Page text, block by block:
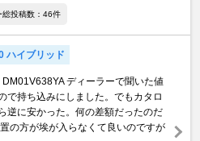
総投稿数：46件
ハイブリッド
DM01V638YA ディーラーで聞いた値
で持ち込みにしました。でもカタロ
逆に安かった。何の差額だったのだ
の方が埃が入らなくて良いのですが